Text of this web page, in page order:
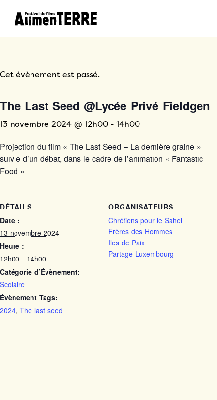
Cet évènement est passé.
The Last Seed @Lycée Privé Fieldgen
13 novembre 2024 @ 12h00 - 14h00
Projection du film « The Last Seed – La dernière graine »
suivie d’un débat, dans le cadre de l’animation « Fantastic
Food »
DÉTAILS
Date :
13 novembre 2024
Heure :
12h00 - 14h00
Catégorie d’Évènement:
Scolaire
Évènement Tags:
2024, The last seed
ORGANISATEURS
Chrétiens pour le Sahel
Frères des Hommes
Iles de Paix
Partage Luxembourg